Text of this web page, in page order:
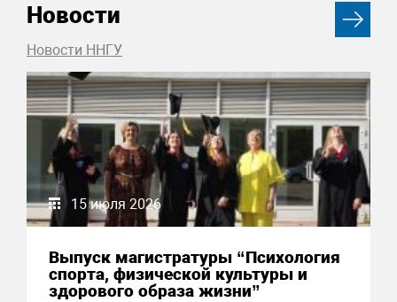
Новости
Новости ННГУ
15 июля 2026
Выпуск магистратуры “Психология
спорта, физической культуры и
здорового образа жизни”